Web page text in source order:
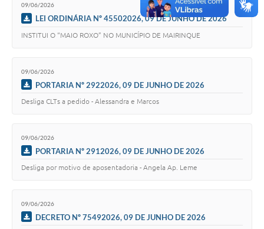
09/06/2026
LEI ORDINÁRIA Nº 45502026, 09 DE JUNHO DE 2026
INSTITUI O “MAIO ROXO” NO MUNICÍPIO DE MAIRINQUE
09/06/2026
PORTARIA Nº 2922026, 09 DE JUNHO DE 2026
Desliga CLTs a pedido - Alessandra e Marcos
09/06/2026
PORTARIA Nº 2912026, 09 DE JUNHO DE 2026
Desliga por motivo de aposentadoria - Angela Ap. Leme
09/06/2026
DECRETO Nº 75492026, 09 DE JUNHO DE 2026